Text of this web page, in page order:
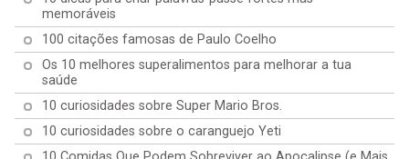
memoráveis
100 citações famosas de Paulo Coelho
Os 10 melhores superalimentos para melhorar a tua
saúde
10 curiosidades sobre Super Mario Bros.
10 curiosidades sobre o caranguejo Yeti